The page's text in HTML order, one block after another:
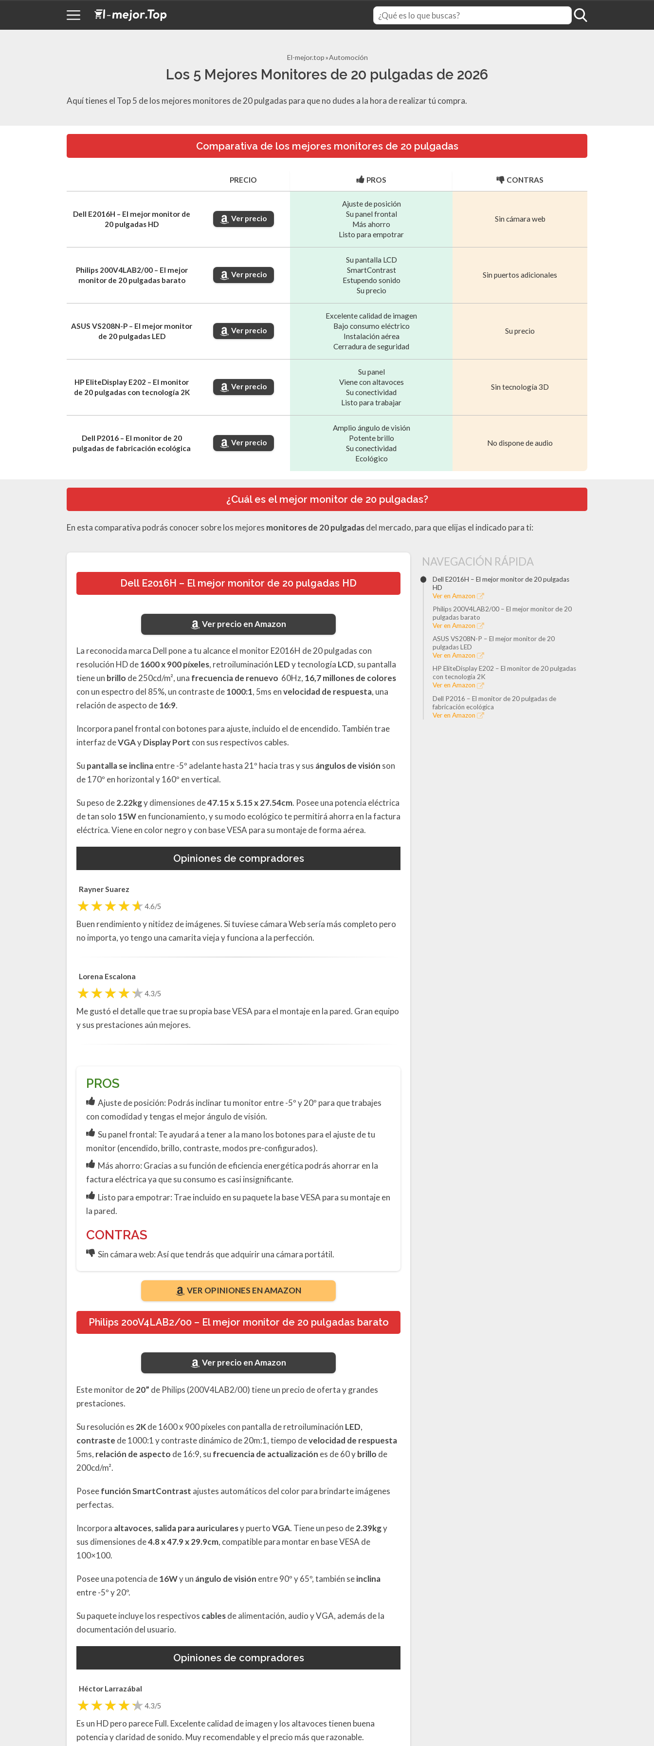
El-mejor.top Automoción
Los 5 Mejores Monitores de 20 pulgadas de 2026
Aquí tienes el Top 5 de los mejores monitores de 20 pulgadas para que no dudes a la hora de realizar tú compra.
Comparativa de los mejores monitores de 20 pulgadas
PRECIO PROS CONTRAS
Dell E2016H – El mejor monitor de
20 pulgadas HD
Ver precio
Ajuste de posición
Su panel frontal
Más ahorro
Listo para empotrar
Sin cámara web
Philips 200V4LAB2/00 – El mejor
monitor de 20 pulgadas barato
Ver precio
Su pantalla LCD
SmartContrast
Estupendo sonido
Su precio
Sin puertos adicionales
ASUS VS208N-P – El mejor monitor
de 20 pulgadas LED
Ver precio
Excelente calidad de imagen
Bajo consumo eléctrico
Instalación aérea
Cerradura de seguridad
Su precio
HP EliteDisplay E202 – El monitor
de 20 pulgadas con tecnología 2K
Ver precio
Su panel
Viene con altavoces
Su conectividad
Listo para trabajar
Sin tecnología 3D
Dell P2016 – El monitor de 20
pulgadas de fabricación ecológica
Ver precio
Amplio ángulo de visión
Potente brillo
Su conectividad
Ecológico
No dispone de audio
¿Cuál es el mejor monitor de 20 pulgadas?
En esta comparativa podrás conocer sobre los mejores monitores de 20 pulgadasdel mercado, para que elijas el indicado para ti:
NAVEGACIÓN RÁPIDA
Dell E2016H – El mejor monitor de 20 pulgadas
HD
Ver en Amazon
Philips 200V4LAB2/00 – El mejor monitor de 20
pulgadas barato
Ver en Amazon
ASUS VS208N-P – El mejor monitor de 20
pulgadas LED
Ver en Amazon
HP EliteDisplay E202 – El monitor de 20 pulgadas
con tecnología 2K
Ver en Amazon
Dell P2016 – El monitor de 20 pulgadas de
fabricación ecológica
Ver en Amazon
Dell E2016H – El mejor monitor de 20 pulgadas HD
Ver precio en Amazon
La reconocida marca Dell pone a tu alcance el monitor E2016H de 20 pulgadas con
resolución HD de1600 x 900 píxeles, retroiluminación LEDy tecnología LCD, su pantalla
tiene un brillo de 250cd/m², una frecuencia de renuevo 60Hz, 16,7 millones de colores
con un espectro del 85%, un contraste de1000:1, 5ms envelocidad de respuesta, una
relación de aspecto de16:9.
Incorpora panel frontal con botones para ajuste, incluido el de encendido. También trae
interfaz deVGAyDisplay Port con sus respectivos cables.
Su pantalla se inclinaentre -5º adelante hasta 21º hacia tras y sus ángulos de visión son
de 170º en horizontal y 160º en vertical.
Su peso de2.22kgy dimensiones de47.15 x 5.15 x 27.54cm. Posee una potencia eléctrica
de tan solo 15Wen funcionamiento, y su modo ecológico te permitirá ahorra en la factura
eléctrica. Viene en color negro y con base VESA para su montaje de forma aérea.
Opiniones de compradores
Rayner Suarez
4.6/5
Buen rendimiento y nitidez de imágenes. Si tuviese cámara Web sería más completo pero
no importa, yo tengo una camarita vieja y funciona a la perfección.
Lorena Escalona
4.3/5
Me gustó el detalle que trae su propia base VESA para el montaje en la pared. Gran equipo
y sus prestaciones aún mejores.
PROS
Ajuste de posición: Podrás inclinar tu monitor entre -5º y 20º para que trabajes
con comodidad y tengas el mejor ángulo de visión.
Su panel frontal: Te ayudará a tener a la mano los botones para el ajuste de tu
monitor (encendido, brillo, contraste, modos pre-configurados).
Más ahorro: Gracias a su función de eficiencia energética podrás ahorrar en la
factura eléctrica ya que su consumo es casi insignificante.
Listo para empotrar: Trae incluido en su paquete la base VESA para su montaje en
la pared.
CONTRAS
Sin cámara web: Así que tendrás que adquirir una cámara portátil.
VER OPINIONES EN AMAZON
Philips 200V4LAB2/00 – El mejor monitor de 20 pulgadas barato
Ver precio en Amazon
Este monitor de20” de Philips (200V4LAB2/00) tiene un precio de oferta y grandes
prestaciones.
Su resolución es 2Kde 1600 x 900 píxeles con pantalla de retroiluminación LED,
contraste de 1000:1 y contraste dinámico de 20m:1, tiempo develocidad de respuesta
5ms, relación de aspecto de 16:9, su frecuencia de actualización es de 60 ybrillo de
200cd/m².
Poseefunción SmartContrast ajustes automáticos del color para brindarte imágenes
perfectas.
Incorpora altavoces, salida para auricularesy puertoVGA. Tiene un peso de2.39kgy
sus dimensiones de4.8 x 47.9 x 29.9cm, compatible para montar en base VESA de
100×100.
Posee una potencia de16Wy un ángulo de visión entre 90º y 65º, también seinclina
entre -5º y 20º.
Su paquete incluye los respectivos cablesde alimentación, audio y VGA, además de la
documentación del usuario.
Opiniones de compradores
Héctor Larrazábal
4.3/5
Es un HD pero parece Full. Excelente calidad de imagen y los altavoces tienen buena
potencia y claridad de sonido. Muy recomendable y el precio más que razonable.